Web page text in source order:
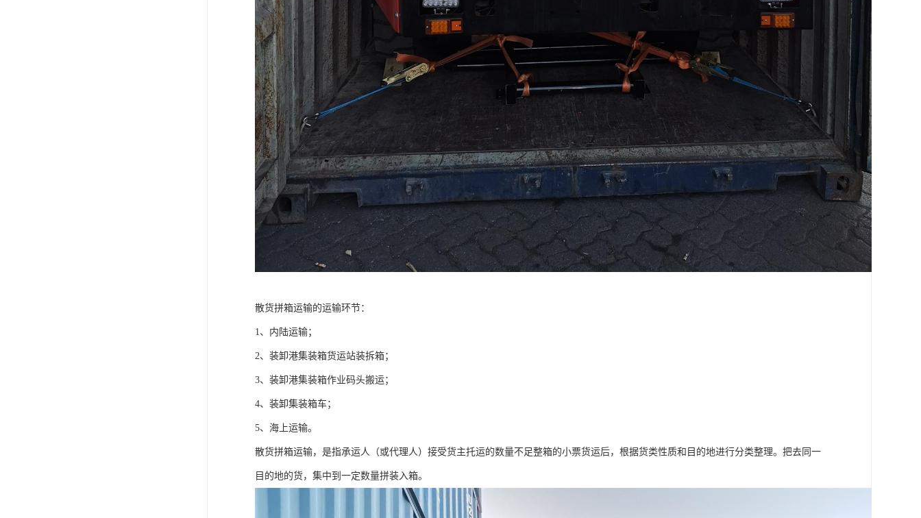
散货拼箱运输的运输环节：
1、内陆运输；
2、装卸港集装箱货运站装拆箱；
3、装卸港集装箱作业码头搬运；
4、装卸集装箱车；
5、海上运输。
散货拼箱运输，是指承运人（或代理人）接受货主托运的数量不足整箱的小票货运后，根据货类性质和目的地进行分类整理。把去同一
目的地的货，集中到一定数量拼装入箱。